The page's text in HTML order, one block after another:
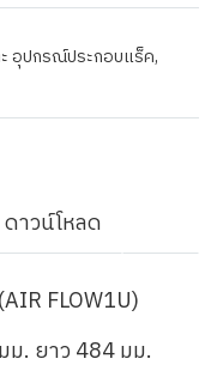
อุปกรณ์ประกอบแร็ค,
ดาวน์โหลด
FLOW1U)
ม. ยาว 484 มม.